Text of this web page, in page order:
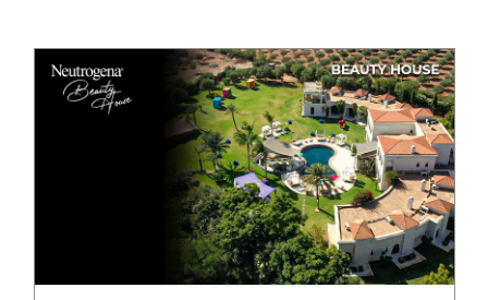
GHITA EL ARABI
EZZAKI SALMA
ACCOUNT
MANAGER
ANASS ELRHAZI
EDITORIAL
MANAGER AND
CONTENT
YAHYA LOULIDI
MEDIA RELATIONS
MANAGER
NIAMA EL YOSSRI
DIGITAL MANAGER